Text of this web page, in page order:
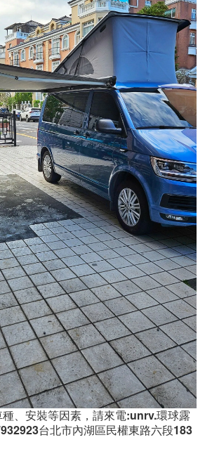
、安裝等因素，請來電:unrv.環球露
台北市內湖區民權東路六段183